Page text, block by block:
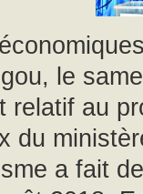
le
relatif au
du
a fait